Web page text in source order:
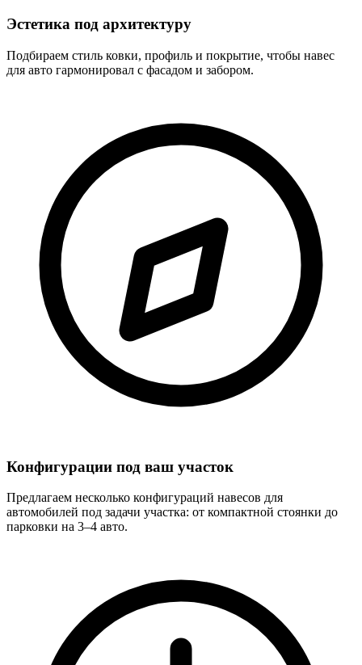
Эстетика под архитектуру
Подбираем стиль ковки, профиль и покрытие, чтобы навес
для авто гармонировал с фасадом и забором.
Конфигурации под ваш участок
Предлагаем несколько конфигураций навесов для
автомобилей под задачи участка: от компактной стоянки до
парковки на 3–4 авто.